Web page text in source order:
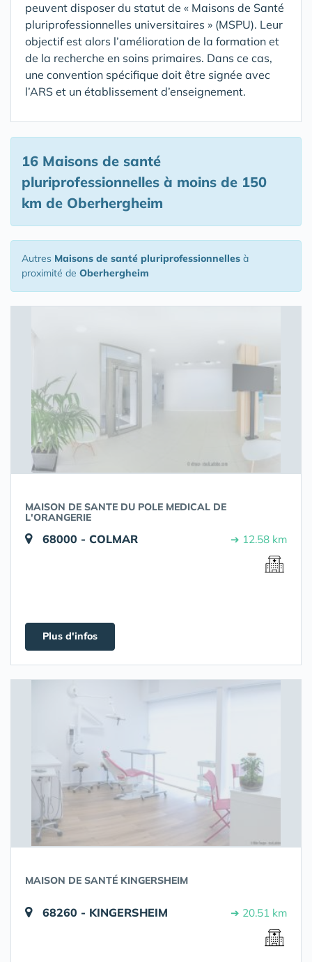
peuvent disposer du statut de « Maisons de Santé
pluriprofessionnelles universitaires » (MSPU). Leur
objectif est alors l’amélioration de la formation et
de la recherche en soins primaires. Dans ce cas,
une convention spécifique doit être signée avec
l’ARS et un établissement d’enseignement.
16 Maisons de santé
pluriprofessionnelles à moins de 150
km de Oberhergheim
Autres Maisons de santé pluriprofessionnelles à
proximité de Oberhergheim
MAISON DE SANTE DU POLE MEDICAL DE
L'ORANGERIE
68000 - COLMAR ➔ 12.58 km
Plus d'infos
MAISON DE SANTÉ KINGERSHEIM
68260 - KINGERSHEIM ➔ 20.51 km